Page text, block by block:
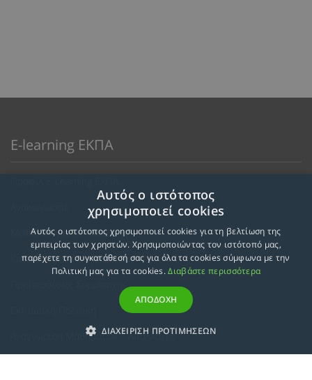
E-learning ΕΚΠΑ
Μεθοδολογία Εκπαίδευσης
Κατευθύνσεις Προγραμμάτων
Προϋποθέσεις Συμμετοχής
Αναγνώριση Μαθημάτων – Απαλλαγές
Αυτός ο ιστότοπος
χρησιμοποιεί cookies
Αυτός ο ιστότοπος χρησιμοποιεί cookies για τη βελτίωση της
εμπειρίας των χρηστών. Χρησιμοποιώντας τον ιστότοπό μας,
παρέχετε τη συγκατάθεσή σας για όλα τα cookies σύμφωνα με την
Πολιτική μας για τα cookies.Διαβάστε περισσότερα
ΑΠΟΔΟΧΗ
ΔΙΑΧΕΙΡΙΣΗ ΠΡΟΤΙΜΗΣΕΩΝ